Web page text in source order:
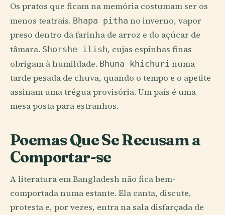
Os pratos que ficam na memória costumam ser os
menos teatrais. Bhapa pitha no inverno, vapor
preso dentro da farinha de arroz e do açúcar de
tâmara. Shorshe ilish, cujas espinhas finas
obrigam à humildade. Bhuna khichuri numa
tarde pesada de chuva, quando o tempo e o apetite
assinam uma trégua provisória. Um país é uma
mesa posta para estranhos.
Poemas Que Se Recusam a
Comportar-se
A literatura em Bangladesh não fica bem-
comportada numa estante. Ela canta, discute,
protesta e, por vezes, entra na sala disfarçada de